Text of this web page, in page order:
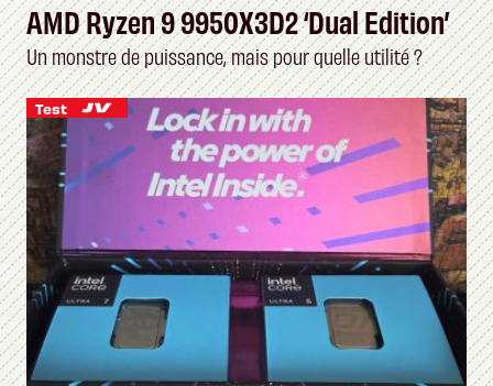
AMD Ryzen 9 9950X3D2 ‘Dual Edition’
Un monstre de puissance, mais pour quelle utilité ?
Test